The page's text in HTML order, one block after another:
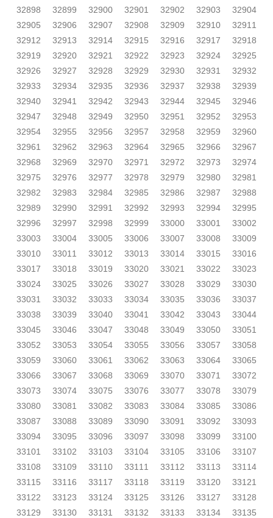
32898
32899 32900 32901 32902 32903
32904
32905
32906 32907 32908 32909 32910
32911
32912
32913 32914 32915 32916 32917
32918
32919
32920 32921 32922 32923 32924
32925
32926
32927 32928 32929 32930 32931
32932
32933
32934 32935 32936 32937 32938
32939
32940
32941 32942 32943 32944 32945
32946
32947
32948 32949 32950 32951 32952
32953
32954
32955 32956 32957 32958 32959
32960
32961
32962 32963 32964 32965 32966
32967
32968
32969 32970 32971 32972 32973
32974
32975
32976 32977 32978 32979 32980
32981
32982
32983 32984 32985 32986 32987
32988
32989
32990 32991 32992 32993 32994
32995
32996
32997 32998 32999 33000 33001
33002
33003
33004 33005 33006 33007 33008
33009
33010
33011 33012 33013 33014 33015
33016
33017
33018 33019 33020 33021 33022
33023
33024
33025 33026 33027 33028 33029
33030
33031
33032 33033 33034 33035 33036
33037
33038
33039 33040 33041 33042 33043
33044
33045
33046 33047 33048 33049 33050
33051
33052
33053 33054 33055 33056 33057
33058
33059
33060 33061 33062 33063 33064
33065
33066
33067 33068 33069 33070 33071
33072
33073
33074 33075 33076 33077 33078
33079
33080
33081 33082 33083 33084 33085
33086
33087
33088 33089 33090 33091 33092
33093
33094
33095 33096 33097 33098 33099
33100
33101
33102 33103 33104 33105 33106
33107
33108
33109 33110 33111 33112 33113
33114
33115
33116 33117 33118 33119 33120
33121
33122
33123 33124 33125 33126 33127
33128
33129
33130 33131 33132 33133 33134
33135